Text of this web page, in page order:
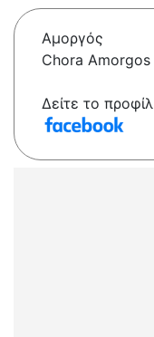
Αμοργός
Chora Amorgos
Δείτε το